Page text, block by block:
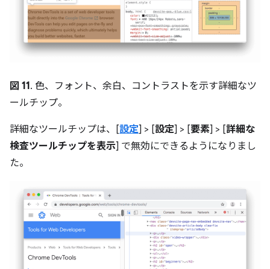
図 11. 色、フォント、余白、コントラストを示す詳細なツ
ールチップ。
詳細なツールチップは、[設定] > [設定] > [要素] > [詳細な
検査ツールチップを表示] で無効にできるようになりまし
た。